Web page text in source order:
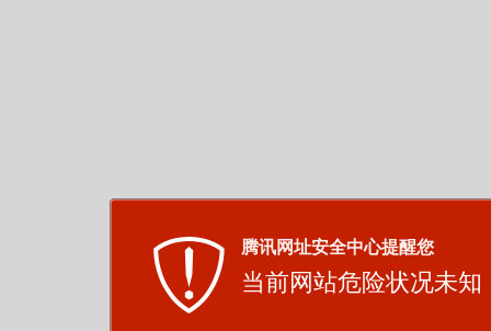
腾讯网址安全中心提醒您
当前网站危险状况未知